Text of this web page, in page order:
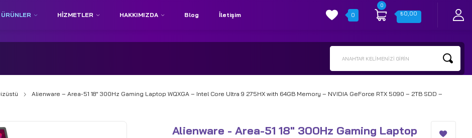
ANAHTAR KELIMENIZI GIRIN
ÜRÜNLER HIZMETLER HAKKIMIZDA Blog İletişim 0
0
₺0,00
Alienware – Area-51 18″ 300Hz Gaming Laptop WQXGA – Intel Core Ultra 9 275HX with 64GB Memory – NVIDIA GeForce RTX 5090 – 2TB SDD –
Alienware - Area-51 18" 300Hz Gaming Laptop